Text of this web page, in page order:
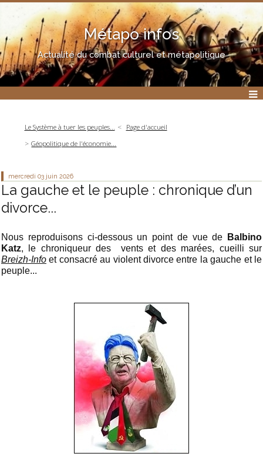
Métapo infos
Actualité du combat culturel et métapolitique
Le Système à tuer les peuples...
Page d'accueil
Géopolitique de l'économie...
mercredi 03 juin 2026
La gauche et le peuple : chronique d’un
divorce...
Nous reproduisons ci-dessous un point de vue de
Balbino
Katz, le chroniqueur des vents et des marées, cueilli sur
Breizh-Info et consacré au violent divorce entre la gauche et le
peuple...